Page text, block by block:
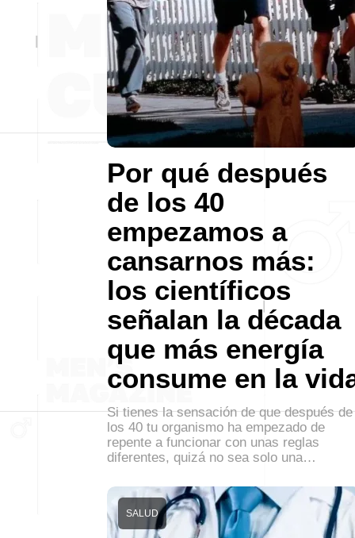
Por qué después
de los 40
empezamos a
cansarnos más:
los científicos
señalan la década
que más energía
consume en la
Si tienes la sensación de que después de
los 40 tu organismo ha empezado de
repente a funcionar con unas reglas
diferentes, quizá no sea solo una…
SALUD